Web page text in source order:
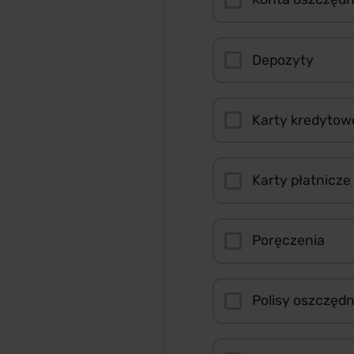
Depozyty
Karty
Karty płatnicze
Poręczenia
Polisy